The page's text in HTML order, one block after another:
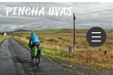
PINCHA UVAS